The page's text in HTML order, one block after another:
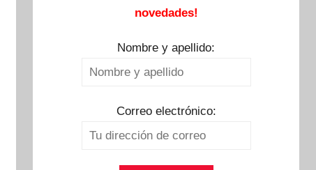
novedades!
Nombre y apellido:
Correo electrónico: